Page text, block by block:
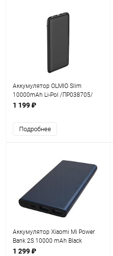
Аккумулятор OLMIO Slim
10000mAh Li-Pol /ПР038705/
Black
1 199 ₽
Подробнее
Аккумулятор Xiaomi Mi Power
Bank 2S 10000 mAh Black
1 299 ₽